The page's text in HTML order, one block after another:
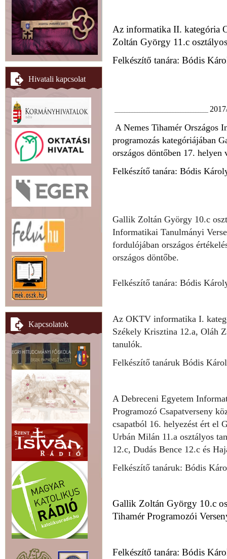
Hivatali kapcsolat
Kapcsolatok
Az informatika II. kategória
Zoltán György 11.c
Felkészítő tanára: Bódis
A Nemes Tihamér Országos
programozás kategóriájában
országos döntőben 17. helyen
Felkészítő tanára: Bódis
Gallik Zoltán György 10.c
Informatikai Tanulmányi
fordulójában országos
országos döntőbe.
Felkészítő tanára: Bódis
Az OKTV informatika I.
Székely Krisztina 12.a, Oláh
tanulók.
Felkészítő tanáruk Bódis
A Debreceni Egyetem
Programozó Csapatverseny
csapatból 16. helyezést ért el
Urbán Milán 11.a osztályos
12.c, Dudás Bence 12.c és
Felkészítő tanáruk: Bódis
Gallik Zoltán György 10.c
Tihamér Programozói
Felkészítő tanára: Bódis